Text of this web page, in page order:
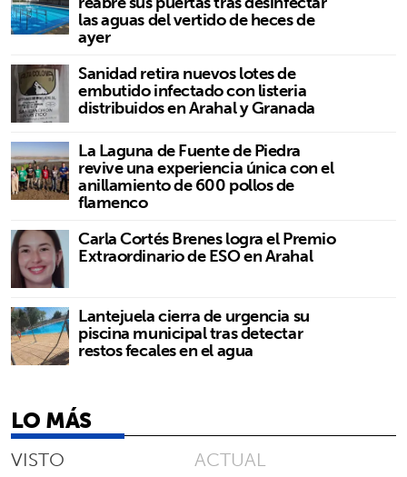
las aguas del vertido de heces de
ayer
Sanidad retira nuevos lotes de
embutido infectado con listeria
distribuidos en Arahal y Granada
La Laguna de Fuente de Piedra
revive una experiencia única con el
anillamiento de 600 pollos de
flamenco
Carla Cortés Brenes logra el Premio
Extraordinario de ESO en Arahal
Lantejuela cierra de urgencia su
piscina municipal tras detectar
restos fecales en el agua
LO MÁS
VISTO ACTUAL